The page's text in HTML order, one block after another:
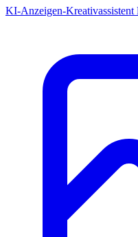
KI-Anzeigen-Kreativassistent